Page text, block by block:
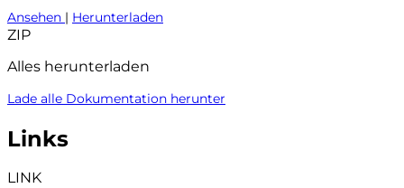
Ansehen | Herunterladen
ZIP
Alles herunterladen
Lade alle Dokumentation herunter
Links
LINK